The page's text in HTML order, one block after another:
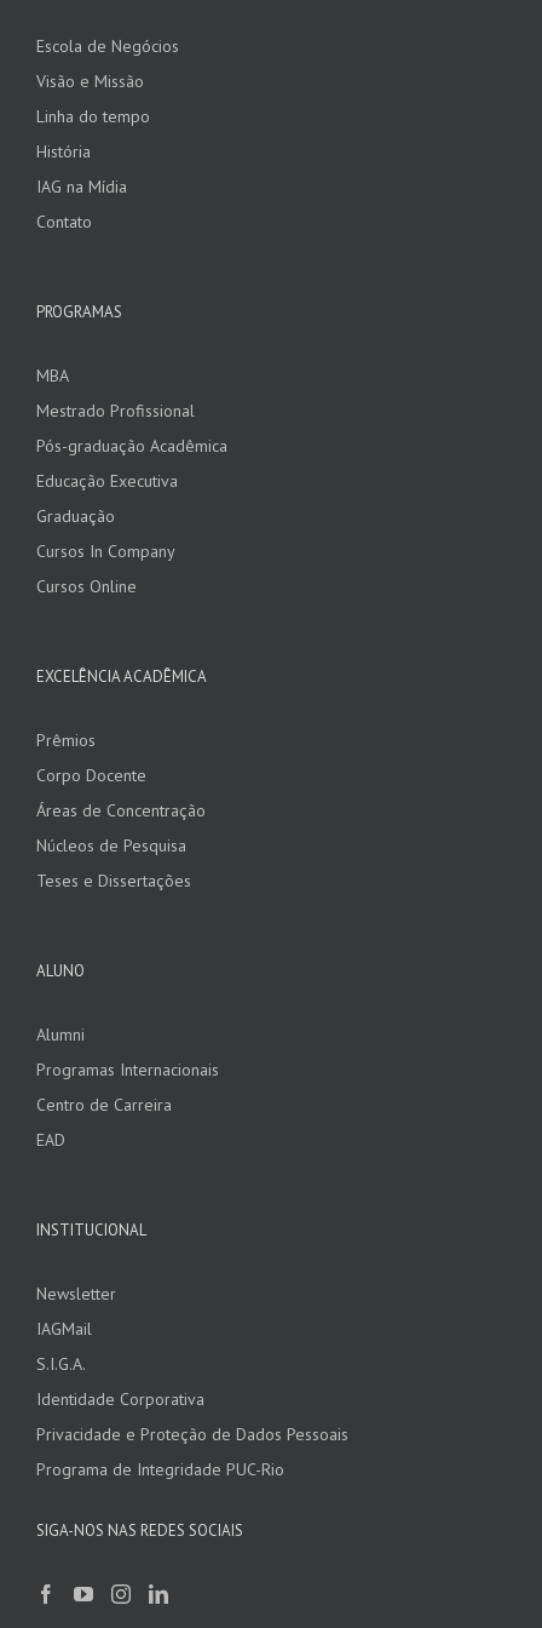
Escola de Negócios
Visão e Missão
Linha do tempo
História
IAG na Mídia
Contato
PROGRAMAS
MBA
Mestrado Profissional
Pós-graduação Acadêmica
Educação Executiva
Graduação
Cursos In Company
Cursos Online
EXCELÊNCIA ACADÊMICA
Prêmios
Corpo Docente
Áreas de Concentração
Núcleos de Pesquisa
Teses e Dissertações
ALUNO
Alumni
Programas Internacionais
Centro de Carreira
EAD
INSTITUCIONAL
Newsletter
IAGMail
S.I.G.A.
Identidade Corporativa
Privacidade e Proteção de Dados Pessoais
Programa de Integridade PUC-Rio
SIGA-NOS NAS REDES SOCIAIS